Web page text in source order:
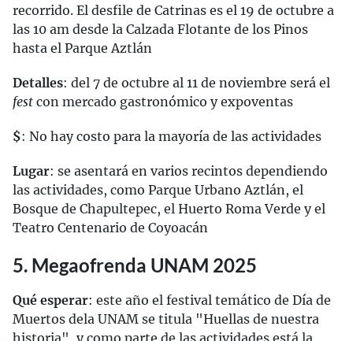
recorrido. El desfile de Catrinas es el 19 de octubre a
las 10 am desde la Calzada Flotante de los Pinos
hasta el Parque Aztlán
Detalles: del 7 de octubre al 11 de noviembre será el
fest con mercado gastronómico y expoventas
$: No hay costo para la mayoría de las actividades
Lugar: se asentará en varios recintos dependiendo
las actividades, como Parque Urbano Aztlán, el
Bosque de Chapultepec, el Huerto Roma Verde y el
Teatro Centenario de Coyoacán
5. Megaofrenda UNAM 2025
Qué esperar: este año el festival temático de Día de
Muertos dela UNAM se titula "Huellas de nuestra
historia", y como parte de las actividades está la